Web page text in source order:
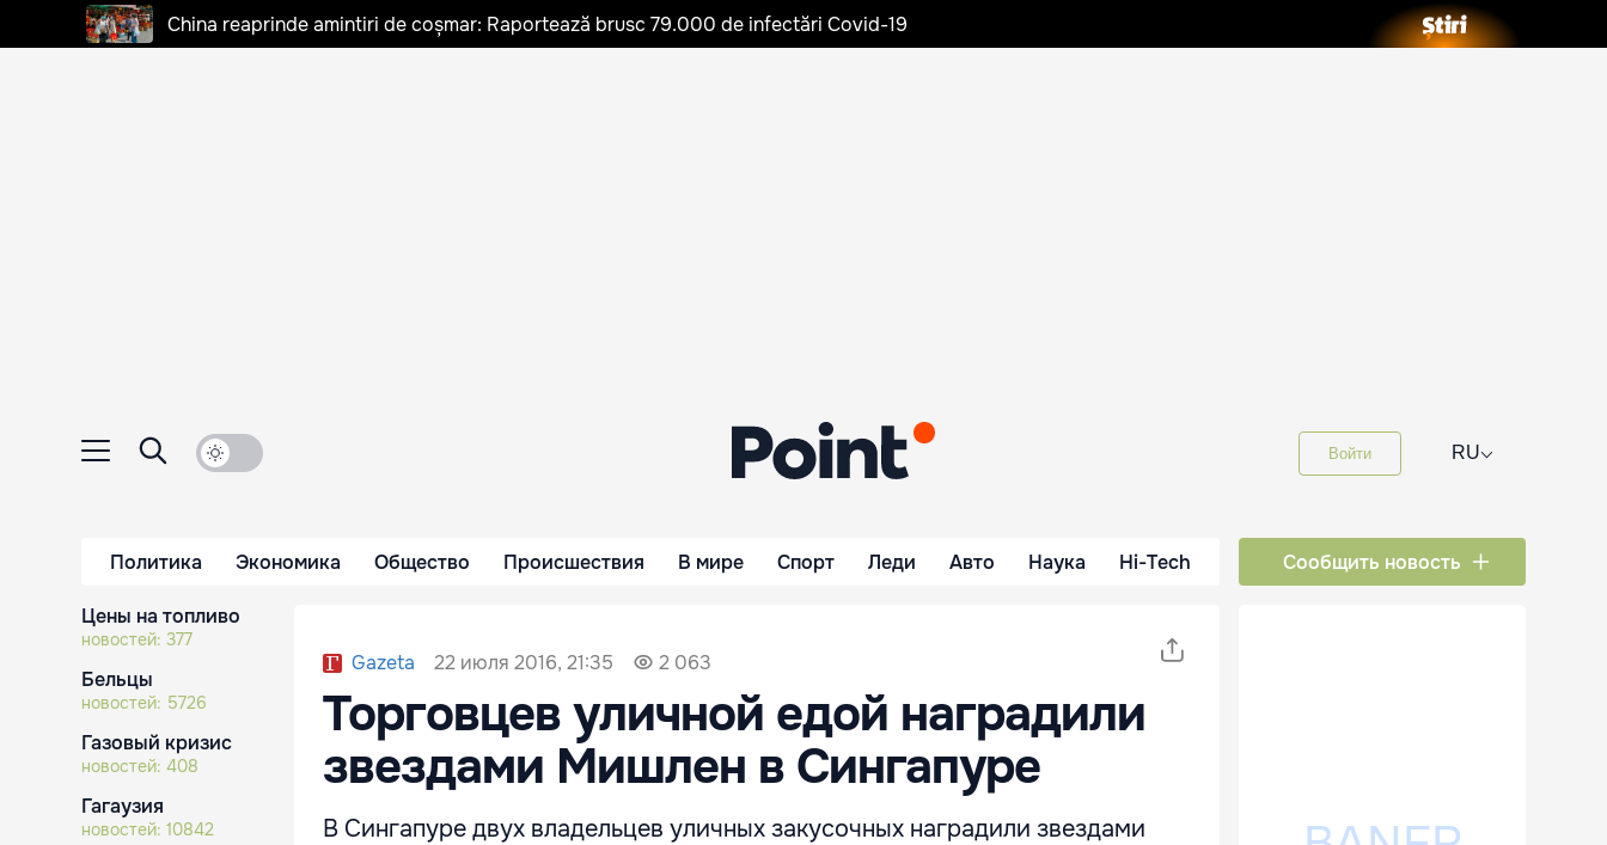
China reaprinde amintiri de coșmar: Raportează brusc 79.000 de infectări Covid-19
Войти RU⌵
Политика Экономика Общество Происшествия В мире Спорт Леди Авто Наука Hi-Tech Сообщить новость
Цены на топливо
новостей: 377
Бельцы
новостей: 5726
Газовый кризис
новостей: 408
Гагаузия
новостей: 10842
Gazeta 22 июля 2016, 21:35 2 063
Торговцев уличной едой наградили
звездами Мишлен в Сингапуре
В Сингапуре двух владельцев уличных закусочных наградили звездами